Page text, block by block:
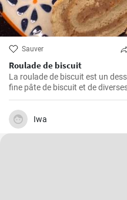
Sauver
Roulade de biscuit
La roulade de biscuit est un
fine pâte de biscuit et de
Iwa